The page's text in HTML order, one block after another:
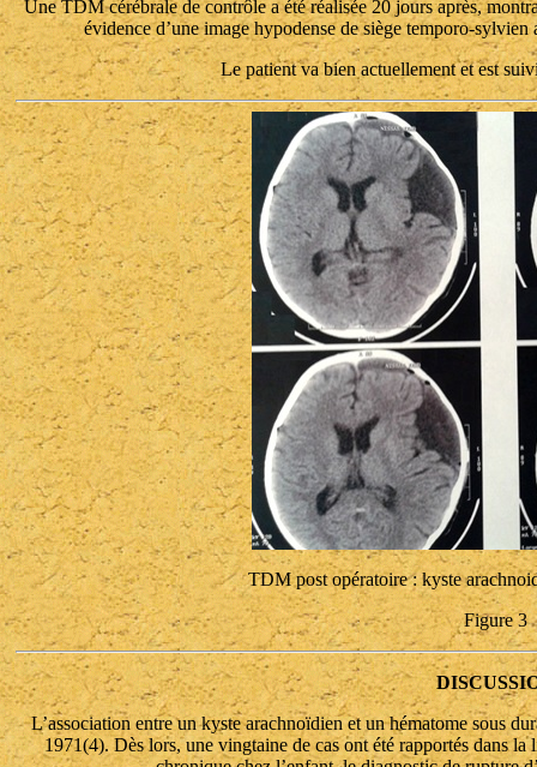
Une TDM cérébrale de contrôle a été réalisée 20 jours après,
évidence d’une image hypodense de siège temporo-
Le patient va bien actuellement et est
TDM post opératoire : kyste
Figure 3
L’association entre un kyste arachnoïdien et un hématome sous
1971(4). Dès lors, une vingtaine de cas ont été rapportés dans la